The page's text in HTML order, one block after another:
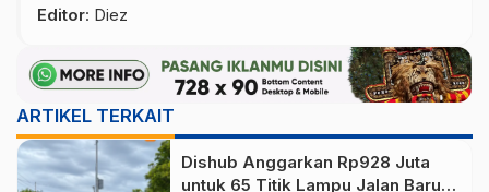
Editor: Diez
ARTIKEL TERKAIT
Dishub Anggarkan Rp928 Juta
untuk 65 Titik Lampu Jalan Baru,